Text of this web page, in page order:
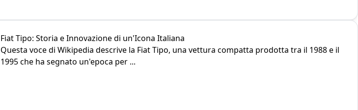
Fiat Tipo: Storia e Innovazione di un'Icona Italiana
Questa voce di Wikipedia descrive la Fiat Tipo, una vettura compatta prodotta tra il 1988 e il
1995 che ha segnato un'epoca per ...